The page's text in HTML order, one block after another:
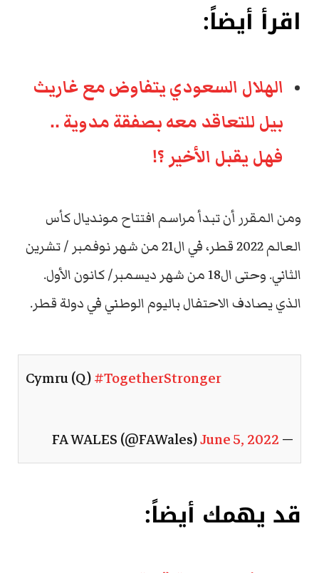
اقرأ أيضاً:
الهلال السعودي يتفاوض مع غاريث
بيل للتعاقد معه بصفقة مدوية ..
فهل يقبل الأخير ؟!
ومن المقرر أن تبدأ مراسم افتتاح مونديال كأس
العالم 2022 قطر، في ال21 من شهر نوفمبر / تشرين
الثاني. وحتى ال18 من شهر ديسمبر/ كانون الأول.
الذي يصادف الاحتفال باليوم الوطني في دولة قطر.
Cymru (Q)#TogetherStronger
— FA WALES (@FAWales)
June 5, 2022
قد يهمك أيضاً: